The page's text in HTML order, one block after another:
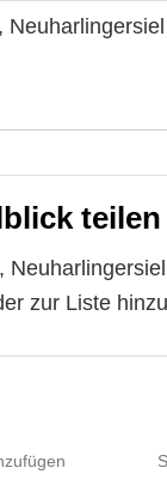
Neuharlingersiel
teilen
zur Liste